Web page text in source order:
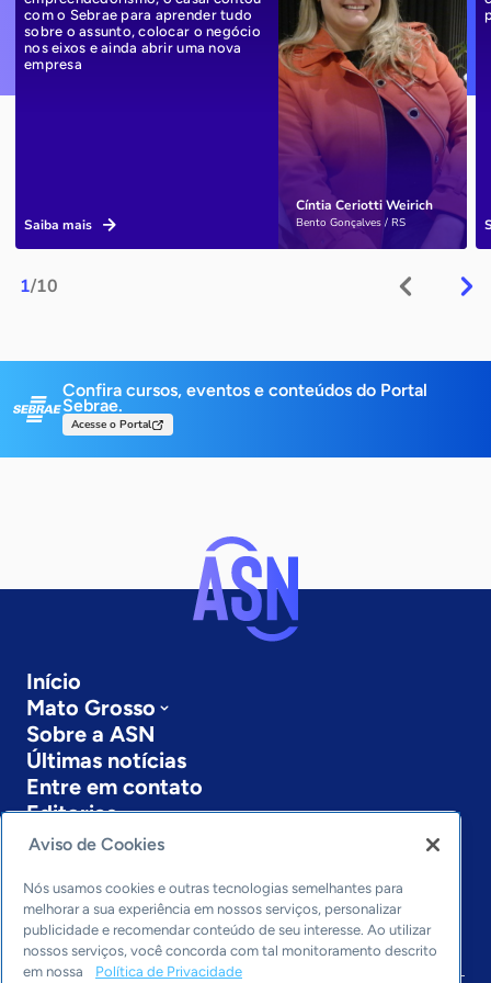
1/10
Cíntia Ceriotti Weirich
Bento Gonçalves / RS
com o Sebrae para aprender tudo
sobre o assunto, colocar o negócio
nos eixos e ainda abrir uma nova
empresa
Saiba mais
Confira cursos, eventos e conteúdos do Portal
Sebrae.
Acesse o Portal
Início
Mato Grosso
Sobre a ASN
Últimas notícias
Entre em contato
Editorias
Economia & Política
Inovação & Tecnologia
Cultura empreendedora
Dados
Arquivo
Aviso de Cookies
Nós usamos cookies e outras tecnologias semelhantes para
melhorar a sua experiência em nossos serviços, personalizar
publicidade e recomendar conteúdo de seu interesse. Ao utilizar
nossos serviços, você concorda com tal monitoramento descrito
em nossa
Política de Privacidade